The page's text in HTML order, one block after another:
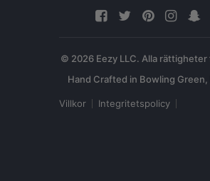
© 2026 Eezy LLC. Alla rättigheter
Villkor Integritetspolicy